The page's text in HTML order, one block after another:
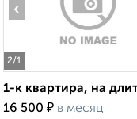
2/1
‹
1-к квартира, на
16 500 ₽ в месяц